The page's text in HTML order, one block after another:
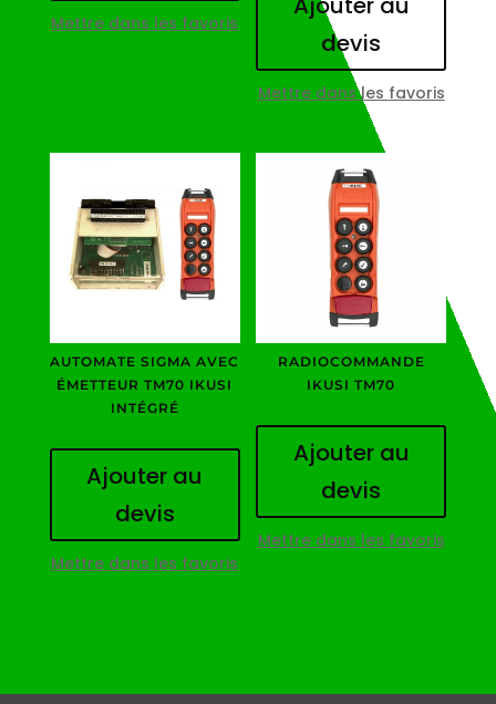
Mettre dans les favoris
devis
Mettre dans les favoris
AUTOMATE SIGMA AVEC
ÉMETTEUR TM70 IKUSI
INTÉGRÉ
Ajouter au
devis
Mettre dans les favoris
RADIOCOMMANDE
IKUSI TM70
Ajouter au
devis
Mettre dans les favoris